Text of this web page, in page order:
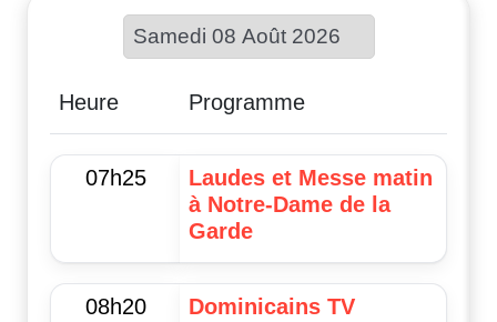
Choisir une date :
Heure Programme
07h25
Laudes et Messe matin
à Notre-Dame de la
Garde
08h20 Dominicains TV